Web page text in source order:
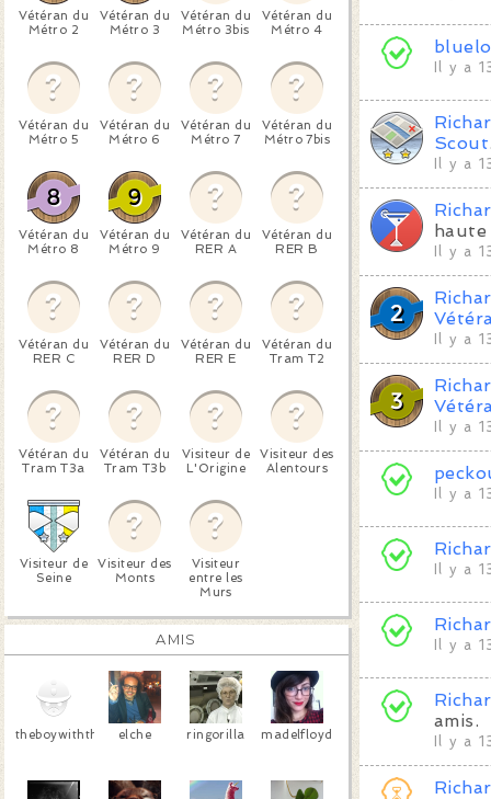
Vétéran du
Métro 2
Vétéran du
Métro 3
Vétéran du
Métro 3bis
Vétéran du
Métro 4
Vétéran du
Métro 5
Vétéran du
Métro 6
Vétéran du
Métro 7
Vétéran du
Métro 7bis
Vétéran du
Métro 8
Vétéran du
Métro 9
Vétéran du
RER A
Vétéran du
RER B
Vétéran du
RER C
Vétéran du
RER D
Vétéran du
RER E
Vétéran du
Tram T2
Vétéran du
Tram T3a
Vétéran du
Tram T3b
Visiteur de
L'Origine
Visiteur des
Alentours
Visiteur de
Seine
Visiteur des
Monts
Visiteur
entre les
Murs
AMIS
theboywiththearabstrap
elche ringorilla madelfloyd
Il y a
Scout
Il y a
Il y a
Il y a
Il y a
Il y a
Il y a
Il y a
amis.
Il y a